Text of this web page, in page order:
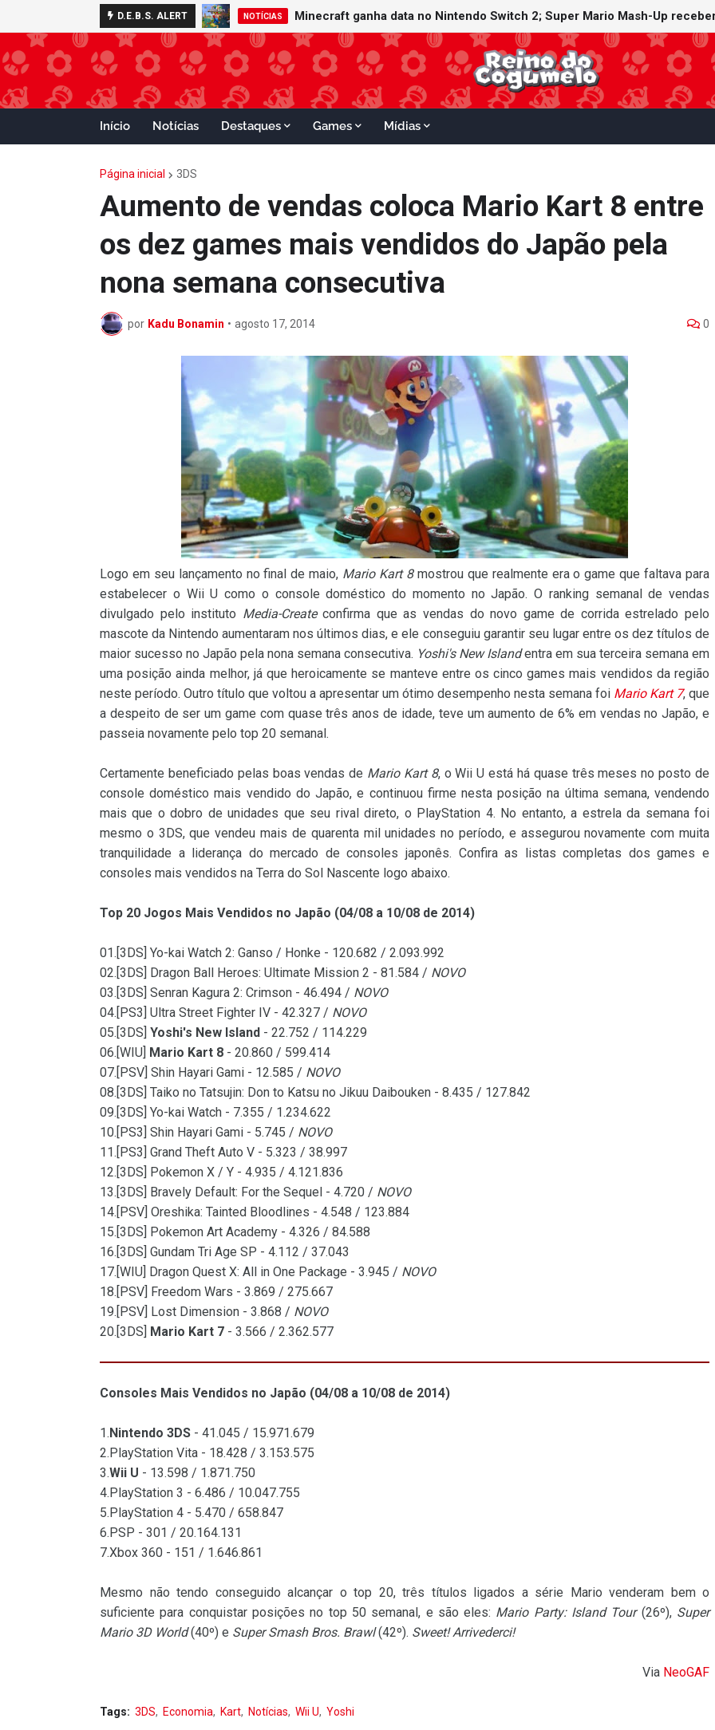
D.E.B.S. ALERT NOTÍCIAS Minecraft ganha data no Nintendo Switch 2; Super Mario Mash-Up
Início Notícias Destaques Games Mídias
Página inicial 3DS
Aumento de vendas coloca Mario Kart 8 entre
os dez games mais vendidos do Japão pela
nona semana consecutiva
por Kadu Bonamin • agosto 17, 2014 0
Logo em seu lançamento no final de maio, Mario Kart 8mostrou que realmente era o game que faltava para
estabelecer o Wii U como o console doméstico do momento no Japão. O ranking semanal de vendas
divulgado pelo instituto Media-Createconfirma que as vendas do novo game de corrida estrelado pelo
mascote da Nintendo aumentaram nos últimos dias, e ele conseguiu garantir seu lugar entre os dez títulos de
maior sucesso no Japão pela nona semana consecutiva. Yoshi's New Islandentra em sua terceira semana em
uma posição ainda melhor, já que heroicamente se manteve entre os cinco games mais vendidos da região
neste período. Outro título que voltou a apresentar um ótimo desempenho nesta semana foi Mario Kart 7, que
a despeito de ser um game com quase três anos de idade, teve um aumento de 6% em vendas no Japão, e
passeia novamente pelo top 20 semanal.
Certamente beneficiado pelas boas vendas de Mario Kart 8, o Wii U está há quase três meses no posto de
console doméstico mais vendido do Japão, e continuou firme nesta posição na última semana, vendendo
mais que o dobro de unidades que seu rival direto, o PlayStation 4. No entanto, a estrela da semana foi
mesmo o 3DS, que vendeu mais de quarenta mil unidades no período, e assegurou novamente com muita
tranquilidade a liderança do mercado de consoles japonês. Confira as listas completas dos games e
consoles mais vendidos na Terra do Sol Nascente logo abaixo.
Top 20 Jogos Mais Vendidos no Japão (04/08 a 10/08 de 2014)
01.[3DS] Yo-kai Watch 2: Ganso / Honke - 120.682 / 2.093.992
02.[3DS] Dragon Ball Heroes: Ultimate Mission 2 - 81.584 / NOVO
03.[3DS] Senran Kagura 2: Crimson - 46.494 / NOVO
04.[PS3] Ultra Street Fighter IV - 42.327 / NOVO
05.[3DS] Yoshi's New Island - 22.752 / 114.229
06.[WIU] Mario Kart 8 - 20.860 / 599.414
07.[PSV] Shin Hayari Gami - 12.585 / NOVO
08.[3DS] Taiko no Tatsujin: Don to Katsu no Jikuu Daibouken - 8.435 / 127.842
09.[3DS] Yo-kai Watch - 7.355 / 1.234.622
10.[PS3] Shin Hayari Gami - 5.745 / NOVO
11.[PS3] Grand Theft Auto V - 5.323 / 38.997
12.[3DS] Pokemon X / Y - 4.935 / 4.121.836
13.[3DS] Bravely Default: For the Sequel - 4.720 / NOVO
14.[PSV] Oreshika: Tainted Bloodlines - 4.548 / 123.884
15.[3DS] Pokemon Art Academy - 4.326 / 84.588
16.[3DS] Gundam Tri Age SP - 4.112 / 37.043
17.[WIU] Dragon Quest X: All in One Package - 3.945 / NOVO
18.[PSV] Freedom Wars - 3.869 / 275.667
19.[PSV] Lost Dimension - 3.868 / NOVO
20.[3DS] Mario Kart 7 - 3.566 / 2.362.577
Consoles Mais Vendidos no Japão (04/08 a 10/08 de 2014)
1.Nintendo 3DS - 41.045 / 15.971.679
2.PlayStation Vita - 18.428 / 3.153.575
3.Wii U - 13.598 / 1.871.750
4.PlayStation 3 - 6.486 / 10.047.755
5.PlayStation 4 - 5.470 / 658.847
6.PSP - 301 / 20.164.131
7.Xbox 360 - 151 / 1.646.861
Mesmo não tendo conseguido alcançar o top 20, três títulos ligados a série Mario venderam bem o
suficiente para conquistar posições no top 50 semanal, e são eles: Mario Party: Island Tour(26º), Super
Mario 3D World(40º) e Super Smash Bros. Brawl(42º). Sweet! Arrivederci!
Via NeoGAF
Tags: 3DS Economia Kart Notícias Wii U Yoshi